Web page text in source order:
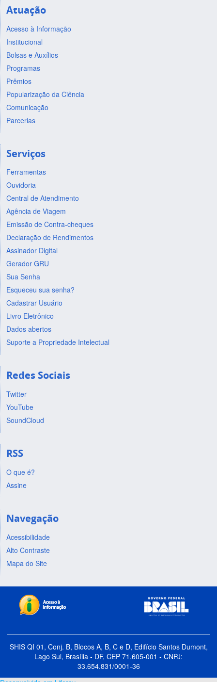
Atuação
Acesso à Informação
Institucional
Bolsas e Auxílios
Programas
Prêmios
Popularização da Ciência
Comunicação
Parcerias
Serviços
Ferramentas
Ouvidoria
Central de Atendimento
Agência de Viagem
Emissão de Contra-cheques
Declaração de Rendimentos
Assinador Digital
Gerador GRU
Sua Senha
Esqueceu sua senha?
Cadastrar Usuário
Livro Eletrônico
Dados abertos
Suporte a Propriedade Intelectual
Redes Sociais
Twitter
YouTube
SoundCloud
RSS
O que é?
Assine
Navegação
Acessibilidade
Alto Contraste
Mapa do Site
SHIS QI 01, Conj. B, Blocos A, B, C e D, Edifício Santos Dumont,
Lago Sul, Brasília - DF, CEP 71.605-001 - CNPJ:
33.654.831/0001-36